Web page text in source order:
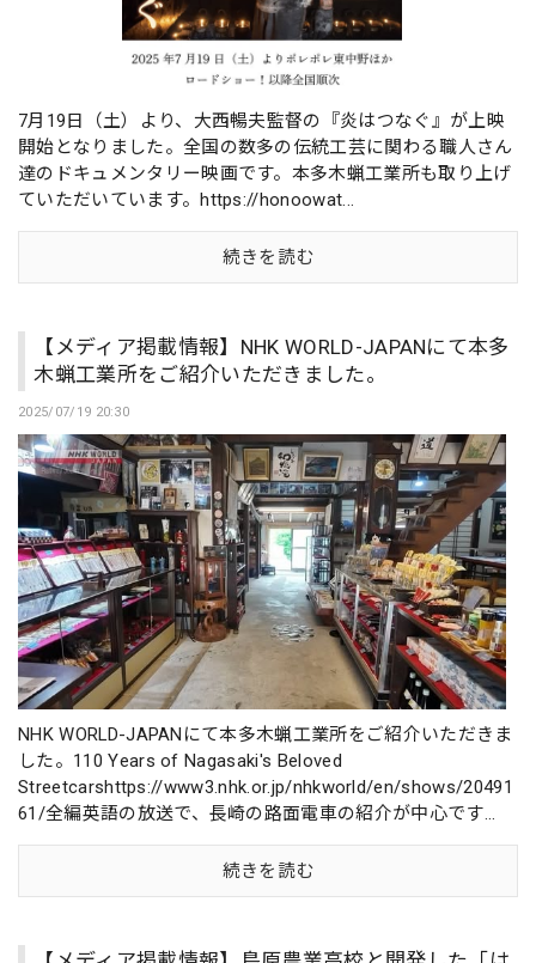
7月19日（土）より、大西暢夫監督の『炎はつなぐ』が上映
開始となりました。全国の数多の伝統工芸に関わる職人さん
達のドキュメンタリー映画です。本多木蝋工業所も取り上げ
ていただいています。https://honoowat...
続きを読む
【メディア掲載情報】NHK WORLD-JAPANにて本多
木蝋工業所をご紹介いただきました。
2025/07/19 20:30
NHK WORLD-JAPANにて本多木蝋工業所をご紹介いただきま
した。110 Years of Nagasaki's Beloved
Streetcarshttps://www3.nhk.or.jp/nhkworld/en/shows/20491
61/全編英語の放送で、長崎の路面電車の紹介が中心です...
続きを読む